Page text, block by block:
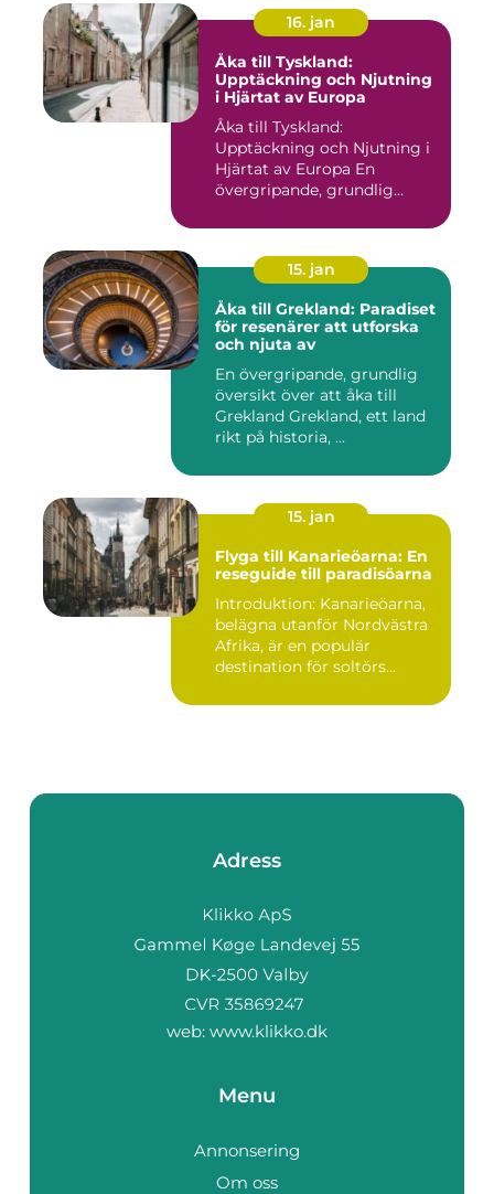
16. jan
Åka till Tyskland:
Upptäckning och Njutning
i Hjärtat av Europa
Åka till Tyskland:
Upptäckning och Njutning i
Hjärtat av Europa En
övergripande, grundlig
15. jan
Åka till Grekland: Paradiset
för resenärer att utforska
och njuta av
En övergripande, grundlig
översikt över att åka till
Grekland Grekland, ett land
rikt på historia, ...
15. jan
Flyga till Kanarieöarna: En
reseguide till paradisöarna
Introduktion: Kanarieöarna,
belägna utanför Nordvästra
Afrika, är en populär
destination för soltörs...
Adress
web: www.klikko.dk
Menu
Annonsering
Om oss